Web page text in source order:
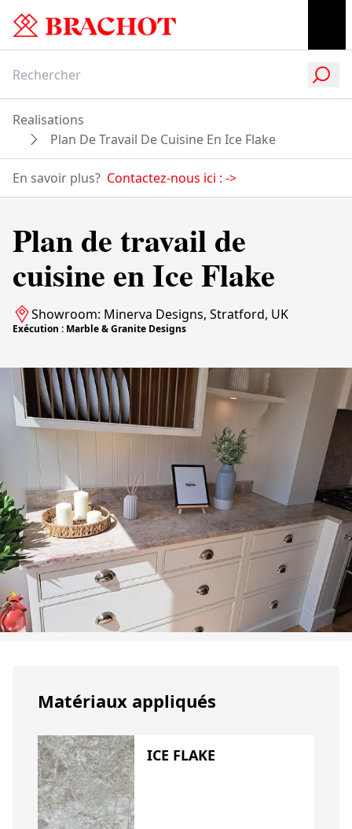
Realisations
Plan De Travail De Cuisine En Ice Flake
En savoir plus? Contactez-nous ici : ->
Plan de travail de
cuisine en Ice Flake
Showroom: Minerva Designs, Stratford, UK
Exécution : Marble & Granite Designs
Matériaux appliqués
ICE FLAKE